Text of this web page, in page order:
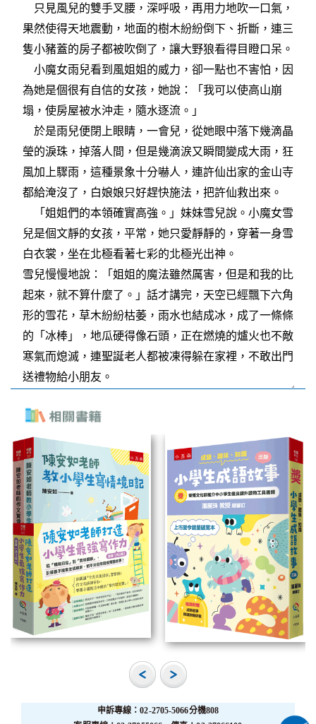
申訴專線：02-2705-5066分機808